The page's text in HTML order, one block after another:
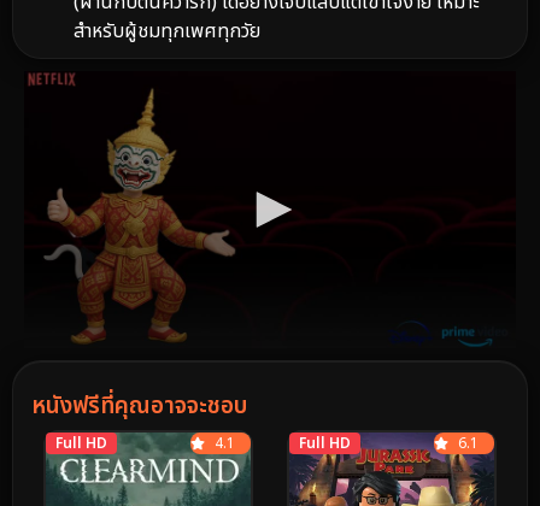
สำหรับผู้ชมทุกเพศทุกวัย
หนังฟรีที่คุณอาจจะชอบ
Full HD 4.1 Full HD 6.1